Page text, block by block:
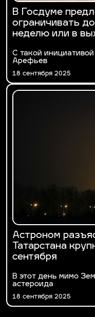
В Госдуме
ограничивать
неделю или в
С такой
Арефьев
18 сентября 2025
Астроном
Татарстана
сентября
В этот день мимо
астероида
18 сентября 2025